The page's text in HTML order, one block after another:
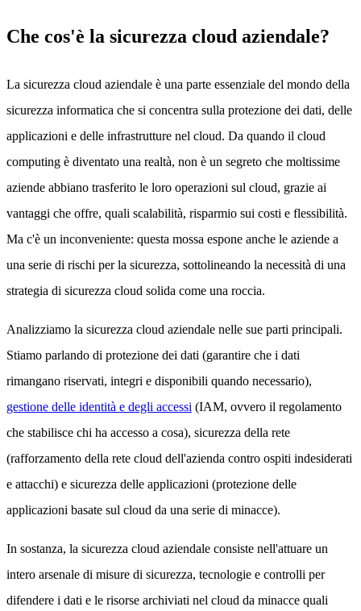
Che cos'è la sicurezza cloud aziendale?
La sicurezza cloud aziendale è una parte essenziale del mondo della
sicurezza informatica che si concentra sulla protezione dei dati, delle
applicazioni e delle infrastrutture nel cloud. Da quando il cloud
computing è diventato una realtà, non è un segreto che moltissime
aziende abbiano trasferito le loro operazioni sul cloud, grazie ai
vantaggi che offre, quali scalabilità, risparmio sui costi e flessibilità.
Ma c'è un inconveniente: questa mossa espone anche le aziende a
una serie di rischi per la sicurezza, sottolineando la necessità di una
strategia di sicurezza cloud solida come una roccia.
Analizziamo la sicurezza cloud aziendale nelle sue parti principali.
Stiamo parlando di protezione dei dati (garantire che i dati
rimangano riservati, integri e disponibili quando necessario),
gestione delle identità e degli accessi (IAM, ovvero il regolamento
che stabilisce chi ha accesso a cosa), sicurezza della rete
(rafforzamento della rete cloud dell'azienda contro ospiti indesiderati
e attacchi) e sicurezza delle applicazioni (protezione delle
applicazioni basate sul cloud da una serie di minacce).
In sostanza, la sicurezza cloud aziendale consiste nell'attuare un
intero arsenale di misure di sicurezza, tecnologie e controlli per
difendere i dati e le risorse archiviati nel cloud da minacce quali